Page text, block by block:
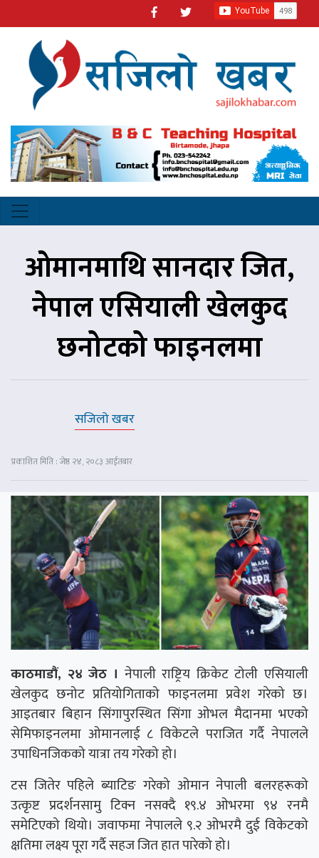
ओमानमाथि सानदार जित,
नेपाल एसियाली खेलकुद
छनोटको फाइनलमा
सजिलो खबर
प्रकाशित मिति : जेष्ठ २४, २०८३ आईतबार
काठमाडौं, २४ जेठ । नेपाली राष्ट्रिय क्रिकेट टोली एसियाली
खेलकुद छनोट प्रतियोगिताको फाइनलमा प्रवेश गरेको छ।
आइतबार बिहान सिंगापुरस्थित सिंगा ओभल मैदानमा भएको
सेमिफाइनलमा ओमानलाई ८ विकेटले पराजित गर्दै नेपालले
उपाधिनजिकको यात्रा तय गरेको हो।
टस जितेर पहिले ब्याटिङ गरेको ओमान नेपाली बलरहरूको
उत्कृष्ट प्रदर्शनसामु टिक्न नसक्दै १९.४ ओभरमा ९४ रनमै
समेटिएको थियो। जवाफमा नेपालले ९.२ ओभरमै दुई विकेटको
क्षतिमा लक्ष्य पूरा गर्दै सहज जित हात पारेको हो।